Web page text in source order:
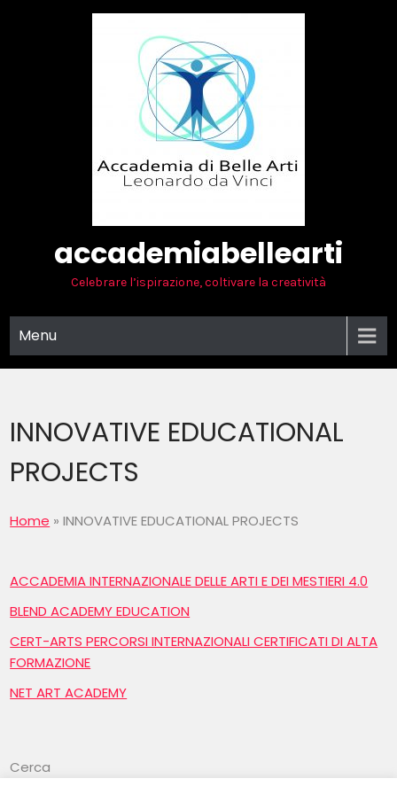
accademiabellearti
Celebrare l’ispirazione, coltivare la creatività
Menu
INNOVATIVE EDUCATIONAL
PROJECTS
Home »INNOVATIVE EDUCATIONAL PROJECTS
ACCADEMIA INTERNAZIONALE DELLE ARTI E DEI MESTIERI 4.0
BLEND ACADEMY EDUCATION
CERT-ARTS PERCORSI INTERNAZIONALI CERTIFICATI DI ALTA
FORMAZIONE
NET ART ACADEMY
Cerca